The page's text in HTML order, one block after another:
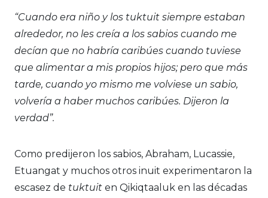
“Cuando era niño y los tuktuit siempre estaban
alrededor, no les creía a los sabios cuando me
decían que no habría caribúes cuando tuviese
que alimentar a mis propios hijos; pero que más
tarde, cuando yo mismo me volviese un sabio,
volvería a haber muchos caribúes. Dijeron la
verdad”.
Como predijeron los sabios, Abraham, Lucassie,
Etuangat y muchos otros inuit experimentaron la
escasez de tuktuit en Qikiqtaaluk en las décadas